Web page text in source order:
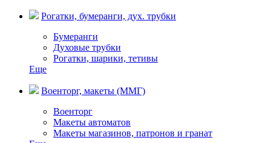
Рогатки, бумеранги, дух. трубки
Бумеранги
Духовые трубки
Рогатки, шарики, тетивы
Еще
Военторг, макеты (ММГ)
Военторг
Макеты автоматов
Макеты магазинов, патронов и гранат